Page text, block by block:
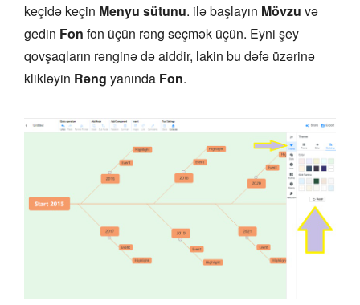
keçidə keçin Menyu sütunu. ilə başlayın Mövzu və
gedin Fon fon üçün rəng seçmək üçün. Eyni şey
qovşaqların rənginə də aiddir, lakin bu dəfə üzərinə
klikləyin Rəng yanında Fon.